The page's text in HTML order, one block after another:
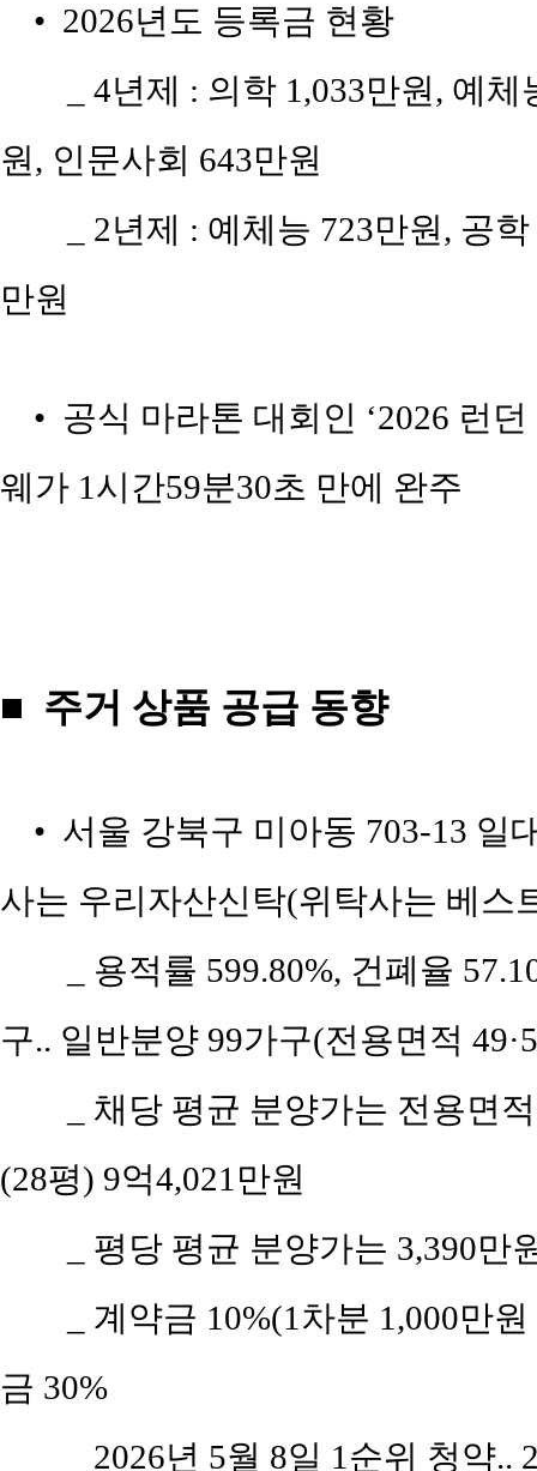
• 2026년도 등록금 현황
_ 4년제 : 의학 1,033만원, 예
원, 인문사회 643만원
_ 2년제 : 예체능 723만원, 공
만원
• 공식 마라톤 대회인 ‘2026 런
웨가 1시간59분30초 만에 완주
■ 주거 상품 공급 동향
• 서울 강북구 미아동 703-13 일
사는 우리자산신탁(위탁사는 베스
_ 용적률 599.80%, 건폐율
구.. 일반분양 99가구(전용면적
_ 채당 평균 분양가는 전용면
(28평) 9억4,021만원
_ 평당 평균 분양가는 3,390
_ 계약금 10%(1차분 1,000만
금 30%
_ 2026년 5월 8일 1순위 청약